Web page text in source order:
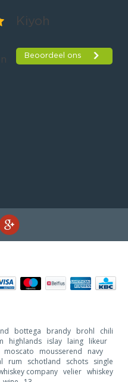
bottega brandy brohl
chili
highlands islay laing likeur
moscato mousserend
navy
rum schotland schots
single
company velier whiskey